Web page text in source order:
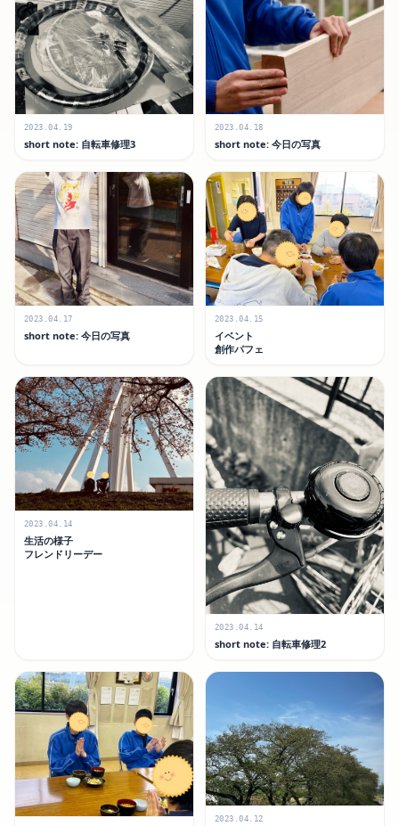
2023.04.19
short note: 自転車修理3
2023.04.18
short note: 今日の写真
2023.04.17
short note: 今日の写真
2023.04.15
イベント
創作パフェ
2023.04.14
生活の様子
フレンドリーデー
2023.04.14
short note: 自転車修理2
2023.04.12